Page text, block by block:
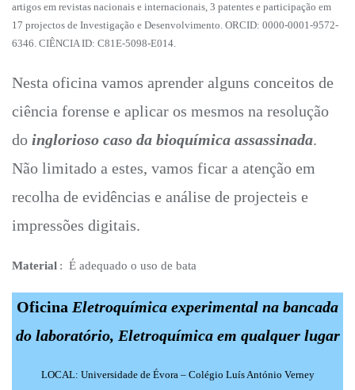
artigos em revistas nacionais e internacionais, 3 patentes e participação em
17 projectos de Investigação e Desenvolvimento. ORCID: 0000-0001-9572-
6346. CIÊNCIA ID: C81E-5098-E014.
Nesta oficina vamos aprender alguns conceitos de
ciência forense e aplicar os mesmos na resolução
do inglorioso caso da bioquímica assassinada.
Não limitado a estes, vamos ficar a atenção em
recolha de evidências e análise de projecteis e
impressões digitais.
Material : É adequado o uso de bata
Oficina Eletroquímica experimental na bancada
do laboratório, Eletroquímica em qualquer lugar
LOCAL: Universidade de Évora – Colégio Luís António Verney